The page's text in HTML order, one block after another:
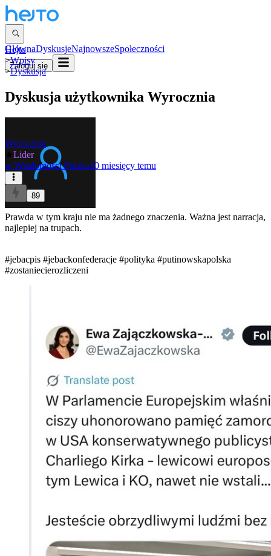
GłównaDyskusjeNajnowszeSpołeczności
Zaloguj się
Hejto
>Wpisy
>Dyskusja
Dyskusja użytkownika Wyrocznia
Wyrocznia
Lider
w Wiadomości Polska10 miesięcy temu
89
Prawda w tym kraju nie ma żadnego znaczenia. Ważna jest narracja,
najlepiej na trupach.
#jebacpis #jebackonfederacje #polityka #putinowskapolska
#zostaniecierozliczeni